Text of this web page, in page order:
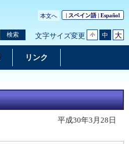
本文へ | スペイン語 | Español
検索 文字サイズ変更 小 中 大
リンク
平成30年3月28日